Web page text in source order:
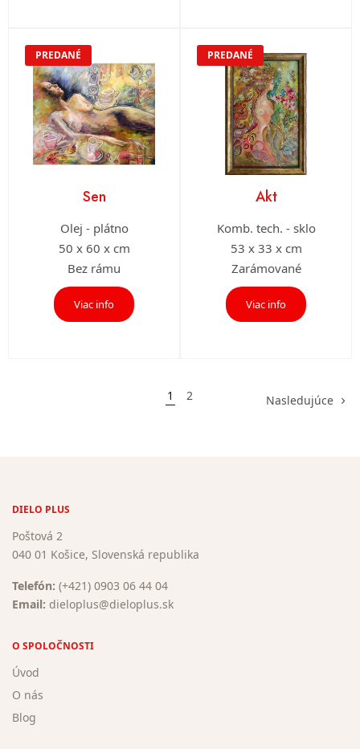
PREDANÉ
Sen
Olej - plátno
50 x 60 x cm
Bez rámu
Viac info
PREDANÉ
Akt
Komb. tech. - sklo
53 x 33 x cm
Zarámované
Viac info
1 2 Nasledujúce
DIELO PLUS
Poštová 2
040 01 Košice, Slovenská republika
Telefón: (+421) 0903 06 44 04
Email: dieloplus@dieloplus.sk
O SPOLOČNOSTI
Úvod
O nás
Blog